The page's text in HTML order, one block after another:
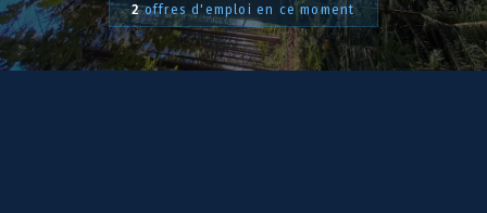
2offres d'emploi en ce moment